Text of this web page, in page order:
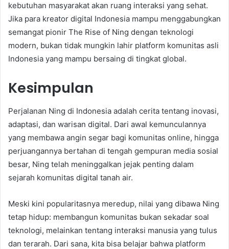
kebutuhan masyarakat akan ruang interaksi yang sehat.
Jika para kreator digital Indonesia mampu menggabungkan
semangat pionir The Rise of Ning dengan teknologi
modern, bukan tidak mungkin lahir platform komunitas asli
Indonesia yang mampu bersaing di tingkat global.
Kesimpulan
Perjalanan Ning di Indonesia adalah cerita tentang inovasi,
adaptasi, dan warisan digital. Dari awal kemunculannya
yang membawa angin segar bagi komunitas online, hingga
perjuangannya bertahan di tengah gempuran media sosial
besar, Ning telah meninggalkan jejak penting dalam
sejarah komunitas digital tanah air.
Meski kini popularitasnya meredup, nilai yang dibawa Ning
tetap hidup: membangun komunitas bukan sekadar soal
teknologi, melainkan tentang interaksi manusia yang tulus
dan terarah. Dari sana, kita bisa belajar bahwa platform